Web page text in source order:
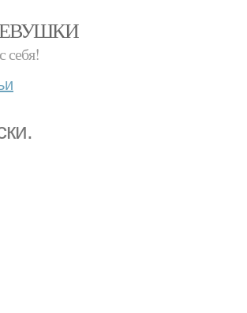
себя!